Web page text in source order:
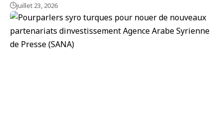
juillet 23, 2026